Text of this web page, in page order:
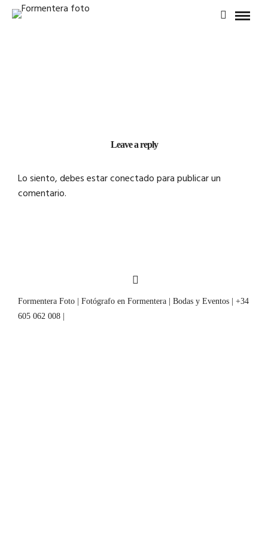
Leave a reply
Lo siento, debes estarconectadopara publicar un
comentario.
Formentera Foto | Fotógrafo en Formentera | Bodas y Eventos | +34
605 062 008 |